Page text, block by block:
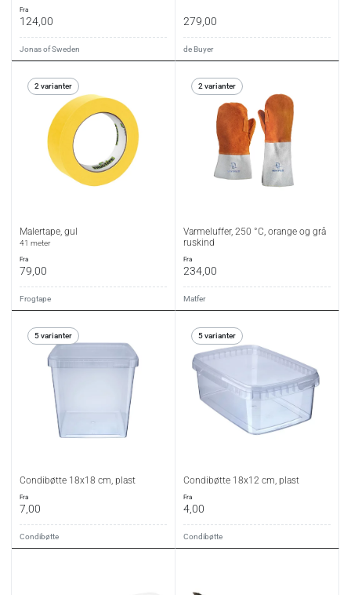
fra
124,00
Jonas of Sweden
279,00
de Buyer
2 varianter
Malertape, gul
41 meter
fra
79,00
Frogtape
2 varianter
Varmeluffer, 250 °C, orange og grå
ruskind
fra
234,00
Matfer
5 varianter
Condibøtte 18x18 cm, plast
fra
7,00
Condibøtte
5 varianter
Condibøtte 18x12 cm, plast
fra
4,00
Condibøtte